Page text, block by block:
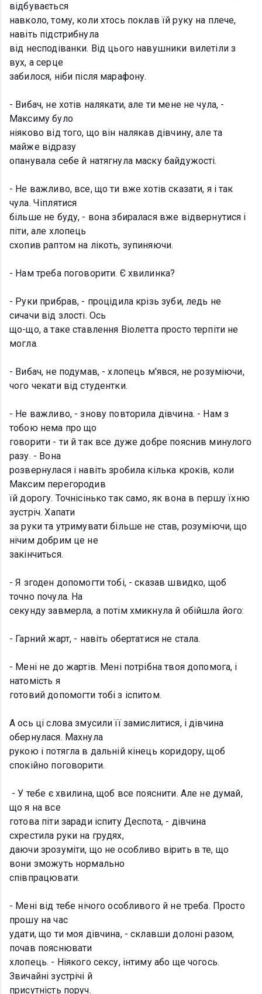
відбувається
навколо, тому, коли хтось поклав їй руку на плече,
навіть підстрибнула
від несподіванки. Від цього навушники вилетіли з
вух, а серце
забилося, ніби після марафону.
- Вибач, не хотів налякати, але ти мене не чула, -
Максиму було
ніяково від того, що він налякав дівчину, але та
майже відразу
опанувала себе й натягнула маску байдужості.
- Не важливо, все, що ти вже хотів сказати, я і так
чула. Чіплятися
більше не буду, - вона збиралася вже відвернутися і
піти, але хлопець
схопив раптом на лікоть, зупиняючи.
- Нам треба поговорити. Є хвилинка?
- Руки прибрав, - процідила крізь зуби, ледь не
сичачи від злості. Ось
що-що, а таке ставлення Віолетта просто терпіти не
могла.
- Вибач, не подумав, - хлопець м'явся, не розуміючи,
чого чекати від студентки.
- Не важливо, - знову повторила дівчина. - Нам з
тобою нема про що
говорити - ти й так все дуже добре пояснив минулого
разу. - Вона
розвернулася і навіть зробила кілька кроків, коли
Максим перегородив
їй дорогу. Точнісінько так само, як вона в першу їхню
зустріч. Хапати
за руки та утримувати більше не став, розуміючи, що
нічим добрим це не
закінчиться.
- Я згоден допомогти тобі, - сказав швидко, щоб
точно почула. На
секунду завмерла, а потім хмикнула й обійшла його:
- Гарний жарт, - навіть обертатися не стала.
- Мені не до жартів. Мені потрібна твоя допомога, і
натомість я
готовий допомогти тобі з іспитом.
А ось ці слова змусили її замислитися, і дівчина
обернулася. Махнула
рукою і потягла в дальній кінець коридору, щоб
спокійно поговорити.
- У тебе є хвилина, щоб все пояснити. Але не думай,
що я на все
готова піти заради іспиту Деспота, - дівчина
схрестила руки на грудях,
даючи зрозуміти, що не особливо вірить в те, що
вони зможуть нормально
співпрацювати.
- Мені від тебе нічого особливого й не треба. Просто
прошу на час
удати, що ти моя дівчина, - склавши долоні разом,
почав пояснювати
хлопець. - Ніякого сексу, інтиму або ще чогось.
Звичайні зустрічі й
присутність поруч.